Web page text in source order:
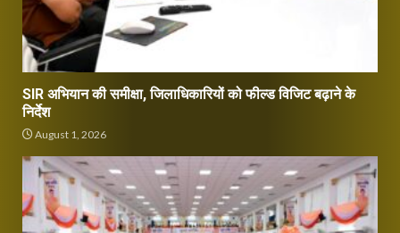
SIR अभियान की समीक्षा, जिलाधिकारियों को फील्ड विजिट बढ़ाने के
निर्देश
August 1, 2026